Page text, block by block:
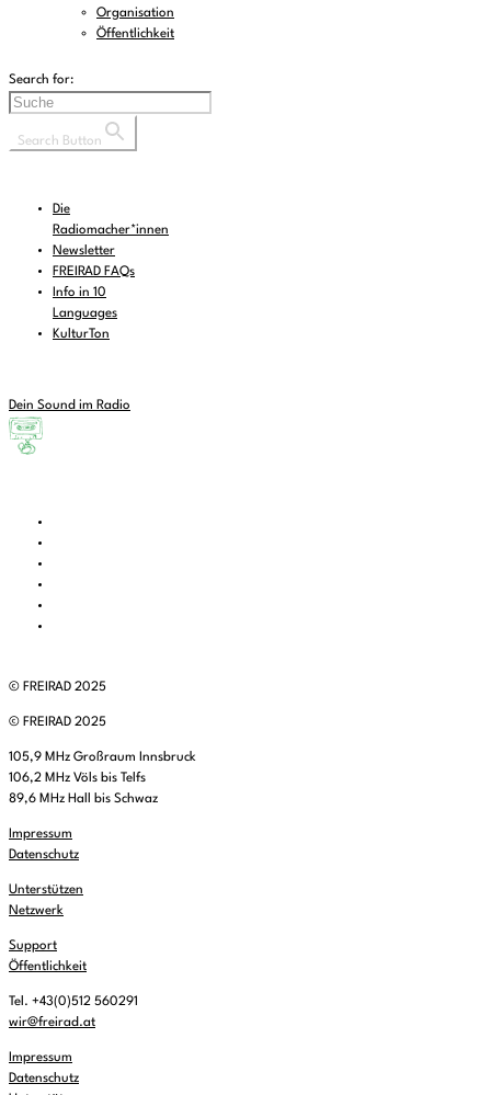
Organisation
Öffentlichkeit
Search for:
Search Button
Die
Radiomacher*innen
Newsletter
FREIRAD FAQs
Info in 10
Languages
KulturTon
Dein Sound im Radio
© FREIRAD 2025
© FREIRAD 2025
105,9 MHz Großraum Innsbruck
106,2 MHz Völs bis Telfs
89,6 MHz Hall bis Schwaz
Impressum
Datenschutz
Unterstützen
Netzwerk
Support
Öffentlichkeit
Tel. +43(0)512 560291
wir@freirad.at
Impressum
Datenschutz